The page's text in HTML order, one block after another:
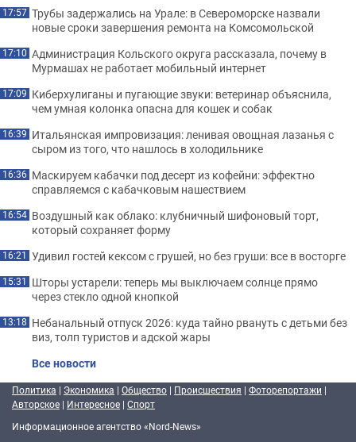
17:57 Трубы задержались на Урале: в Североморске назвали
новые сроки завершения ремонта на Комсомольской
17:10 Администрация Кольского округа рассказала, почему в
Мурмашах не работает мобильный интернет
17:09 Киберхулиганы и пугающие звуки: ветеринар объяснила,
чем умная колонка опасна для кошек и собак
16:39 Итальянская импровизация: ленивая овощная лазанья с
сыром из того, что нашлось в холодильнике
16:36 Маскируем кабачки под десерт из кофейни: эффектно
справляемся с кабачковым нашествием
16:54 Воздушный как облако: клубничный шифоновый торт,
который сохраняет форму
16:21 Удивил гостей кексом с грушей, но без груши: все в восторге
15:31 Шторы устарели: теперь мы выключаем солнце прямо
через стекло одной кнопкой
13:18 Небанальный отпуск 2026: куда тайно рвануть с детьми без
виз, толп туристов и адской жары
Все новости
Политика | Экономика | Общество | Происшествия | Фоторепортажи |
Авторское | Интересное | Спорт
Информационное агентство «Nord-News»